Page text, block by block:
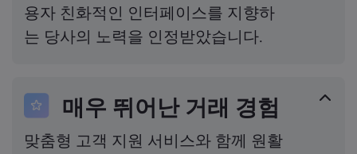
용자 친화적인 인터페이스를 지향하
는 당사의 노력을 인정받았습니다.
매우 뛰어난 거래 경험
맞춤형 고객 지원 서비스와 함께 원활